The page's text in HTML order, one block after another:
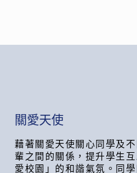
關愛天使
藉著關愛天使關心同學及
輩之間的關係，提升學生
愛校園」的和諧氣氛。同